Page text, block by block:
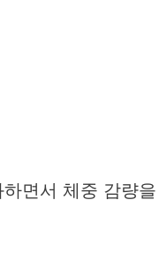
면서 체중 감량